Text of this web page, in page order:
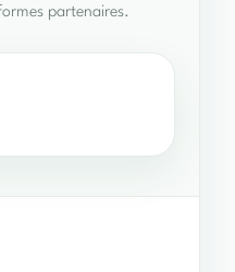
partenaires.